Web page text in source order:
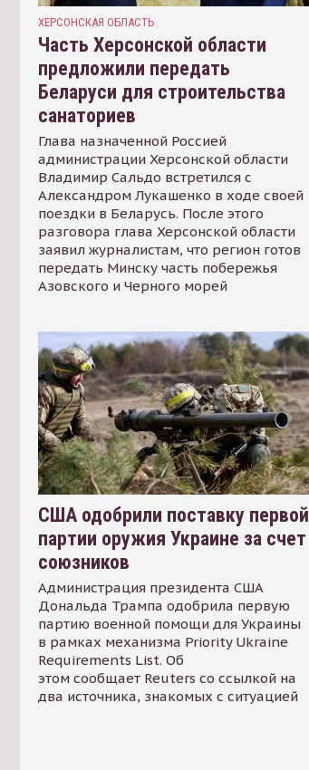
ХЕРСОНСКАЯ ОБЛАСТЬ
Часть Херсонской области
предложили передать
Беларуси для строительства
санаториев
Глава назначенной Россией
администрации Херсонской области
Владимир Сальдо встретился с
Александром Лукашенко в ходе своей
поездки в Беларусь. После этого
разговора глава Херсонской области
заявил журналистам, что регион готов
передать Минску часть побережья
Азовского и Черного морей
США одобрили поставку первой
партии оружия Украине за счет
союзников
Администрация президента США
Дональда Трампа одобрила первую
партию военной помощи для Украины
в рамках механизма Priority Ukraine
Requirements List. Об
этом сообщает Reuters со ссылкой на
два источника, знакомых с ситуацией